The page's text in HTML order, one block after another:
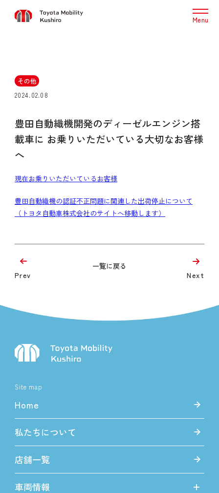
Menu
その他
2024.02.08
豊田自動織機開発のディーゼルエンジン搭
載車に お乗りいただいている大切なお客様
へ
現在お乗りいただいているお客様
豊田自動織機の認証不正問題に関連した出荷停止について
（トヨタ自動車株式会社のサイトへ移動します）
Prev
一覧に戻る
Next
Site map
Home
私たちについて
店舗一覧
車両情報